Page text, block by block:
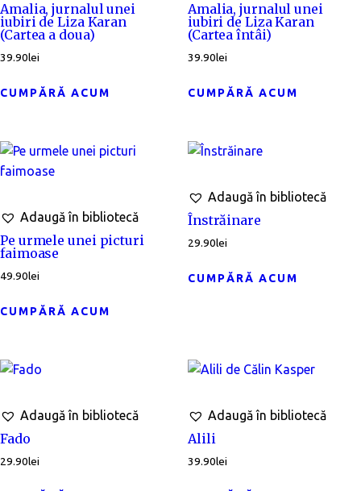
Amalia, jurnalul unei
iubiri de Liza Karan
(Cartea a doua)
39.90lei
CUMPĂRĂ ACUM
Amalia, jurnalul unei
iubiri de Liza Karan
(Cartea întâi)
39.90lei
CUMPĂRĂ ACUM
Adaugă în bibliotecă
Pe urmele unei picturi
faimoase
49.90lei
CUMPĂRĂ ACUM
Adaugă în bibliotecă
Înstrăinare
29.90lei
CUMPĂRĂ ACUM
Adaugă în bibliotecă
Fado
29.90lei
Adaugă în bibliotecă
Alili
39.90lei